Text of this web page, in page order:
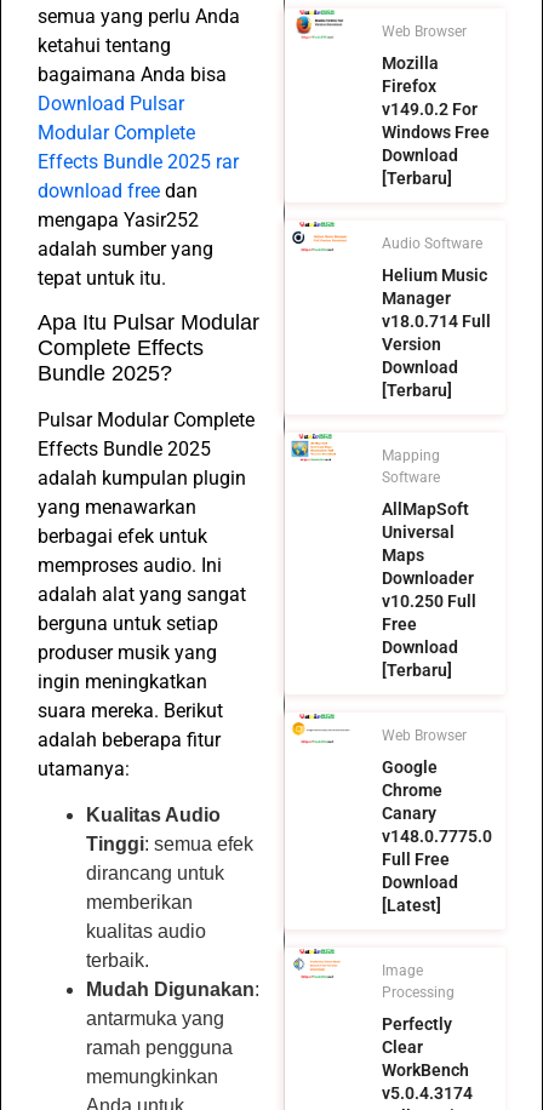
semua yang perlu Anda
ketahui tentang
bagaimana Anda bisa
Download Pulsar
Modular Complete
Effects Bundle 2025 rar
download free dan
mengapa Yasir252
adalah sumber yang
tepat untuk itu.
Apa Itu Pulsar Modular
Complete Effects
Bundle 2025?
Pulsar Modular Complete
Effects Bundle 2025
adalah kumpulan plugin
yang menawarkan
berbagai efek untuk
memproses audio. Ini
adalah alat yang sangat
berguna untuk setiap
produser musik yang
ingin meningkatkan
suara mereka. Berikut
adalah beberapa fitur
utamanya:
Kualitas Audio
Tinggi: semua efek
dirancang untuk
memberikan
kualitas audio
terbaik.
Mudah Digunakan:
antarmuka yang
ramah pengguna
memungkinkan
Web Browser
Mozilla
Firefox
v149.0.2 For
Windows Free
Download
[Terbaru]
Audio Software
Helium Music
Manager
v18.0.714 Full
Version
Download
[Terbaru]
Mapping
Software
AllMapSoft
Universal
Maps
Downloader
v10.250 Full
Free
Download
[Terbaru]
Web Browser
Google
Chrome
Canary
v148.0.7775.0
Full Free
Download
[Latest]
Image
Processing
Perfectly
Clear
WorkBench
v5.0.4.3174